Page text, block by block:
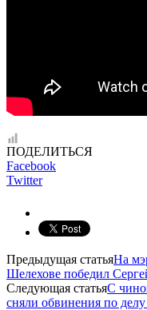
ПОДЕЛИТЬСЯ
Facebook
Twitter
Предыдущая статьяНа
Шелехове победил
Следующая статьяС
сняли обвинения по